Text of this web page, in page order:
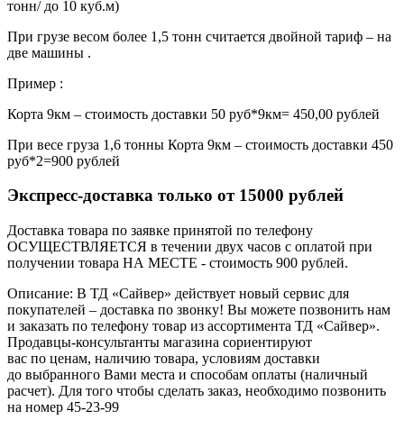
тонн/ до 10 куб.м)
При грузе весом более 1,5 тонн считается двойной тариф – на
две машины .
Пример :
Корта 9км – стоимость доставки 50 руб*9км= 450,00 рублей
При весе груза 1,6 тонны Корта 9км – стоимость доставки 450
руб*2=900 рублей
Экспресс-доставка только от 15000 рублей
Доставка товара по заявке принятой по телефону
ОСУЩЕСТВЛЯЕТСЯ в течении двух часов с оплатой при
получении товара НА МЕСТЕ - стоимость 900 рублей.
Описание: В ТД «Сайвер» действует новый сервис для
покупателей – доставка по звонку! Вы можете позвонить нам
и заказать по телефону товар из ассортимента ТД «Сайвер».
Продавцы-консультанты магазина сориентируют
вас по ценам, наличию товара, условиям доставки
до выбранного Вами места и способам оплаты (наличный
расчет). Для того чтобы сделать заказ, необходимо позвонить
на номер 45-23-99